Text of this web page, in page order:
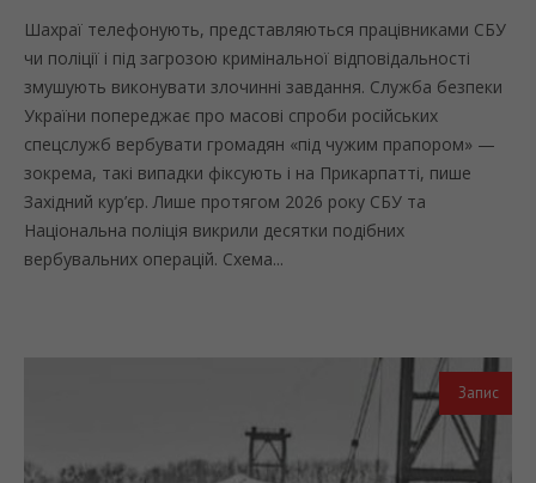
Шахраї телефонують, представляються працівниками СБУ
чи поліції і під загрозою кримінальної відповідальності
змушують виконувати злочинні завдання. Служба безпеки
України попереджає про масові спроби російських
спецслужб вербувати громадян «під чужим прапором» —
зокрема, такі випадки фіксують і на Прикарпатті, пише
Західний кур’єр. Лише протягом 2026 року СБУ та
Національна поліція викрили десятки подібних
вербувальних операцій. Схема...
Запис